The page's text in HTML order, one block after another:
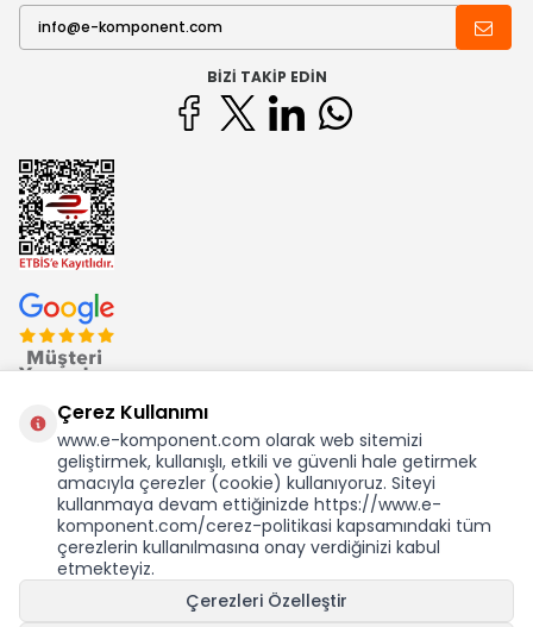
KDV Dahil Birim Fiyat
BIZI TAKIP EDIN
Ekom Elk. Elektronik San. ve Tic. A.Ş.'nin Tescilli Bir Markasıdır
Çerez Kullanımı
www.e-komponent.com olarak web sitemizi
geliştirmek, kullanışlı, etkili ve güvenli hale getirmek
amacıyla çerezler (cookie) kullanıyoruz. Siteyi
kullanmaya devam ettiğinizde https://www.e-
komponent.com/cerez-politikasi kapsamındaki tüm
çerezlerin kullanılmasına onay verdiğinizi kabul
etmekteyiz.
Çerezleri Özelleştir